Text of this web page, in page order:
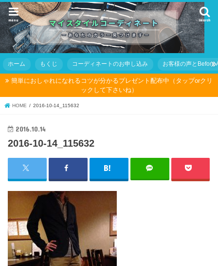
search
menu
ホーム もくじ コーディネートのお申し込み お客様の声とBefore
簡単におしゃれになれるコツが分かるプレゼント配布中（タップorクリ
ックして下さいね）
HOME 2016-10-14_115632
2016.10.14
2016-10-14_115632